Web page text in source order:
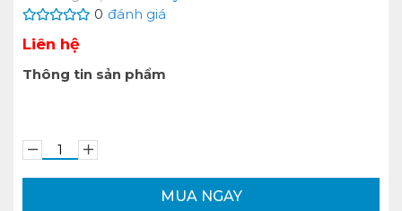
0 đánh giá
Liên hệ
Thông tin sản phẩm
MUA NGAY